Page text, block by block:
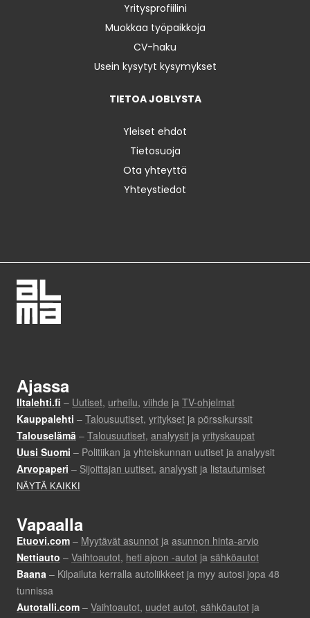
Yritysprofiilini
Muokkaa työpaikkoja
CV-haku
Usein kysytyt kysymykset
TIETOA JOBLYSTA
Yleiset ehdot
Tietosuoja
Ota yhteyttä
Yhteystiedot